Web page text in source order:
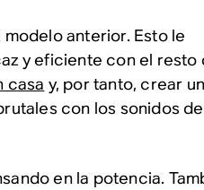
anterior. Esto le
y eficiente con el resto
casa y, por tanto, crear
con los sonidos
en la potencia.